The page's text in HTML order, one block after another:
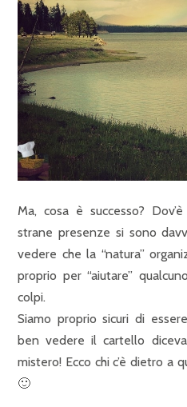
Ma, cosa è successo?
strane presenze si sono
vedere che la “natura”
proprio per “aiutare”
colpi.
Siamo proprio sicuri di
ben vedere il cartello
mistero! Ecco chi c’è dietro a
🙂